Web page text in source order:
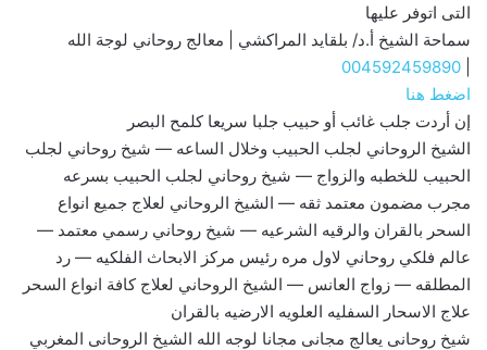
التى اتوفر عليها
سماحة الشيخ أ.د/ بلقايد المراكشي | معالج روحاني لوجة الله
004592459890
اضغط هنا
إن أردت جلب غائب أو حبيب جلبا سريعا كلمح البصر
الشيخ الروحاني لجلب الحبيب وخلال الساعه — شيخ روحاني لجلب
الحبيب للخطبه والزواج — شيخ روحاني لجلب الحبيب بسرعه
مجرب مضمون معتمد ثقه — الشيخ الروحاني لعلاج جميع انواع
السحر بالقران والرقيه الشرعيه — شيخ روحاني رسمي معتمد —
عالم فلكي روحاني لاول مره رئيس مركز الابحاث الفلكيه — رد
المطلقه — زواج العانس — الشيخ الروحاني لعلاج كافة انواع السحر
علاج الاسحار السفليه العلويه الارضيه بالقران
شيخ روحانى يعالج مجانى مجانا لوجه الله الشيخ الروحانى المغربي